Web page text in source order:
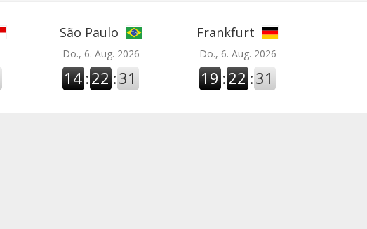
São Paulo
Do., 6. Aug. 2026
14 :22 :32
Frankfurt
Do., 6. Aug. 2026
19 :22 :32